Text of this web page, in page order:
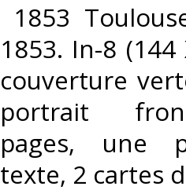
1853
1853. In-8
couverture
portrait
pages, une
texte, 2 cartes